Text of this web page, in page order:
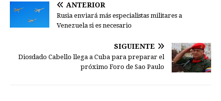
ANTERIOR
Rusia enviará más especialistas militares a
Venezuela si es necesario
SIGUIENTE
Diosdado Cabello llega a Cuba para preparar el
próximo Foro de Sao Paulo